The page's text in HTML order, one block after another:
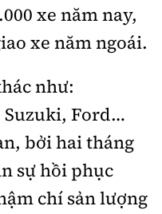
xe năm nay,
xe năm ngoái.
như:
Suzuki, Ford…
bởi hai tháng
sự hồi phục
chí sản lượng